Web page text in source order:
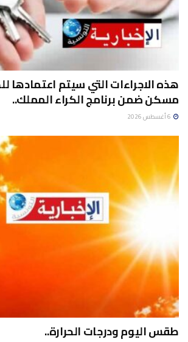
هذه الاجراءات التي سيتم اعتمادها
مسكن ضمن برنامج الكراء المملك..
طقس اليوم ودرجات الحرارة..